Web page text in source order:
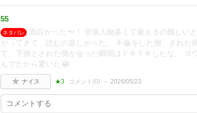
55
ネタバレ
面白かった〜！ 登場人物多くて覚えるの難しい
がってきて、読むの楽しかった。 不倫をした側、された
て、下側とされた側が会った瞬間はドキドキしたな。 ヨ
んでたから驚いた😂
ナイス ★3 コメント(0) 2026/05/23